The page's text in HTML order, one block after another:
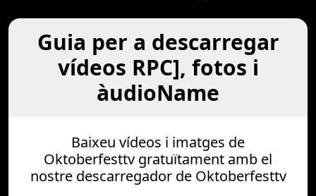
Guia per a descarregar
vídeos RPC], fotos i
àudioName
Baixeu vídeos i imatges de
Oktoberfesttv gratuïtament amb el
nostre descarregador de Oktoberfesttv